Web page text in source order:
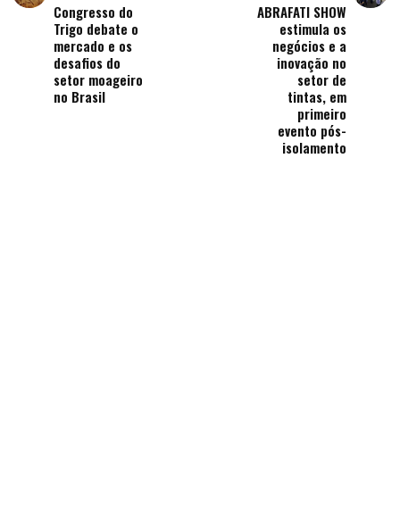
Congresso do
Trigo debate o
mercado e os
desafios do
setor moageiro
no Brasil
ABRAFATI SHOW
estimula os
negócios e a
inovação no
setor de
tintas, em
primeiro
evento pós-
isolamento